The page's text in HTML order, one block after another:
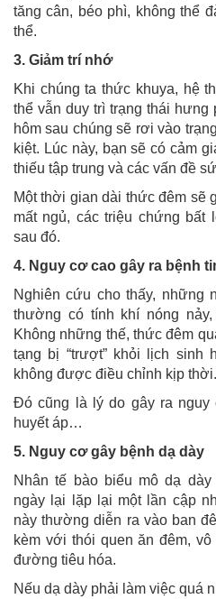
tăng cân, béo phì, không thể
thể.
3. Giảm trí nhớ
Khi chúng ta thức khuya, hệ
thể vẫn duy trì trạng thái
hôm sau chúng sẽ rơi vào
kiệt. Lúc này, bạn sẽ có cảm
thiếu tập trung và các vấn đề
Một thời gian dài thức đêm sẽ
mất ngủ, các triệu chứng bất
sau đó.
4. Nguy cơ cao gây ra bệnh
Nghiên cứu cho thấy, những
thường có tính khí nóng
Không những thế, thức đêm
tạng bị “trượt” khỏi lịch sinh
không được điều chỉnh kịp thời.
Đó cũng là lý do gây ra nguy
huyết áp…
5. Nguy cơ gây bệnh dạ dày
Nhân tế bào biểu mô dạ
ngày lại lặp lại một lần cập
này thường diễn ra vào ban
kèm với thói quen ăn đêm,
đường tiêu hóa.
Nếu dạ dày phải làm việc quá